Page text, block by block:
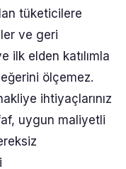
tüketicilere
ve geri
ilk elden katılımla
ölçemez.
ihtiyaçlarınız
uygun maliyetli